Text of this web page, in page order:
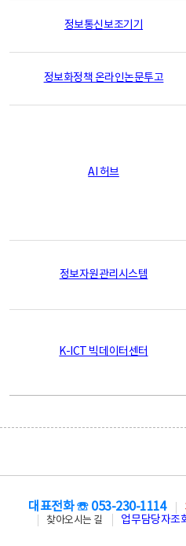
정보통신보조기기
정보화정책 온라인논문투고
AI 허브
정보자원관리시스템
K-ICT 빅데이터센터
대표전화 ☏ 053-230-1114
찾아오시는 길
업무담당자조